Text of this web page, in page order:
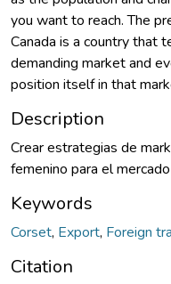
you want to reach. The
Canada is a country that
demanding market and
position itself in that
Description
Crear estrategias de
femenino para el
Keywords
Corset, Export, Foreign
Citation